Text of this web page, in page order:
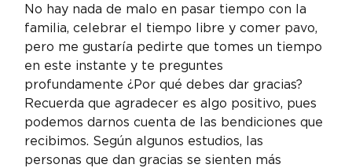
No hay nada de malo en pasar tiempo con la
familia, celebrar el tiempo libre y comer pavo,
pero me gustaría pedirte que tomes un tiempo
en este instante y te preguntes
profundamente ¿Por qué debes dar gracias?
Recuerda que agradecer es algo positivo, pues
podemos darnos cuenta de las bendiciones que
recibimos. Según algunos estudios, las
personas que dan gracias se sienten más